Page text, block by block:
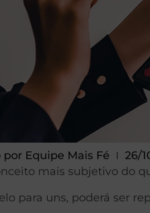
por Equipe Mais Fé
26/
mais subjetivo do
para uns, poderá ser